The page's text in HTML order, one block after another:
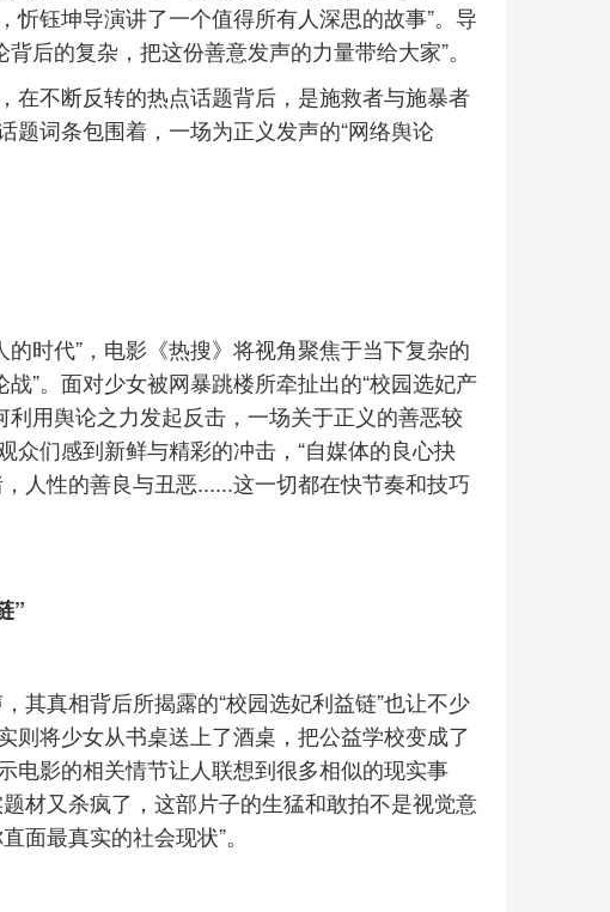
忻钰坤导演讲了一个值得所有人深思的故事”。导
后的复杂，把这份善意发声的力量带给大家”。
在不断反转的热点话题背后，是施救者与施暴者
题词条包围着，一场为正义发声的“网络舆论
时代”，电影《热搜》将视角聚焦于当下复杂的
”。面对少女被网暴跳楼所牵扯出的“校园选妃产
用舆论之力发起反击，一场关于正义的善恶较
众们感到新鲜与精彩的冲击，“自媒体的良心抉
人性的善良与丑恶......这一切都在快节奏和技巧
”
其真相背后所揭露的“校园选妃利益链”也让不少
则将少女从书桌送上了酒桌，把公益学校变成了
电影的相关情节让人联想到很多相似的现实事
材又杀疯了，这部片子的生猛和敢拍不是视觉意
面最真实的社会现状”。